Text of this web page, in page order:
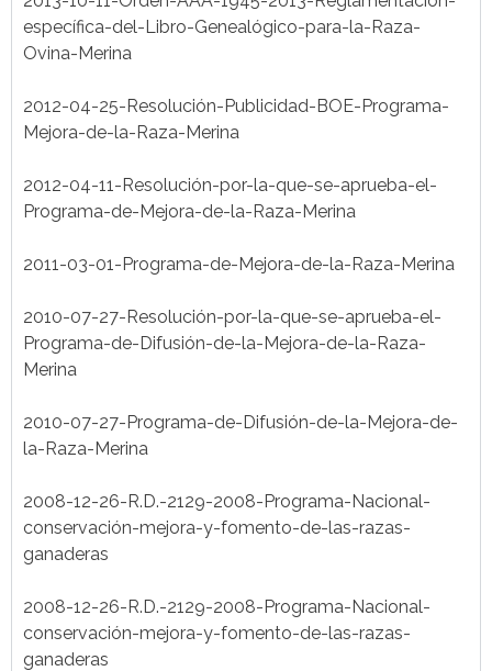
específica-del-Libro-Genealógico-para-la-Raza-
Ovina-Merina
2012-04-25-Resolución-Publicidad-BOE-Programa-
Mejora-de-la-Raza-Merina
2012-04-11-Resolución-por-la-que-se-aprueba-el-
Programa-de-Mejora-de-la-Raza-Merina
2011-03-01-Programa-de-Mejora-de-la-Raza-Merina
2010-07-27-Resolución-por-la-que-se-aprueba-el-
Programa-de-Difusión-de-la-Mejora-de-la-Raza-
Merina
2010-07-27-Programa-de-Difusión-de-la-Mejora-de-
la-Raza-Merina
2008-12-26-R.D.-2129-2008-Programa-Nacional-
conservación-mejora-y-fomento-de-las-razas-
ganaderas
2008-12-26-R.D.-2129-2008-Programa-Nacional-
conservación-mejora-y-fomento-de-las-razas-
ganaderas